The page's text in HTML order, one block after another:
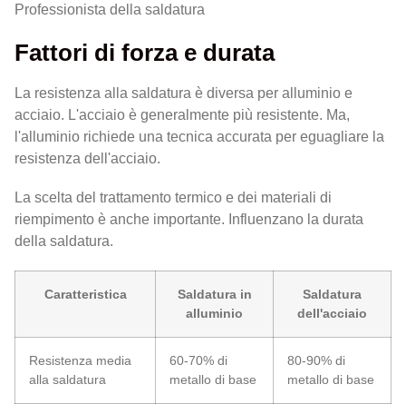
Professionista della saldatura
Fattori di forza e durata
La resistenza alla saldatura è diversa per alluminio e
acciaio. L'acciaio è generalmente più resistente. Ma,
l'alluminio richiede una tecnica accurata per eguagliare la
resistenza dell'acciaio.
La scelta del trattamento termico e dei materiali di
riempimento è anche importante. Influenzano la durata
della saldatura.
Caratteristica
Saldatura in
alluminio
Saldatura
dell'acciaio
Resistenza media
alla saldatura
60-70% di
metallo di base
80-90% di
metallo di base